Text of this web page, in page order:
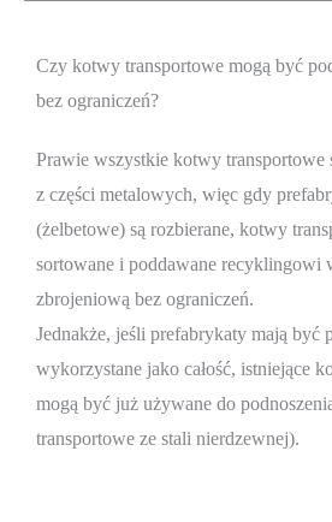
Czy kotwy transportowe mogą być
bez ograniczeń?
Prawie wszystkie kotwy transportowe
z części metalowych, więc gdy
(żelbetowe) są rozbierane, kotwy
sortowane i poddawane recyklingowi
zbrojeniową bez ograniczeń.
Jednakże, jeśli prefabrykaty mają być
wykorzystane jako całość, istniejące
mogą być już używane do
transportowe ze stali nierdzewnej).